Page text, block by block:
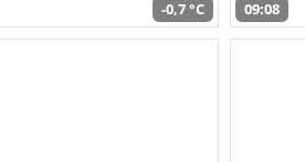
-0,7 °C 09:08